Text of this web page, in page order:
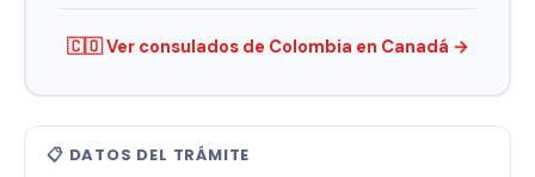
📋 DATOS DEL TRÁMITE
🇨🇴 Ver consulados de Colombia en Canadá →